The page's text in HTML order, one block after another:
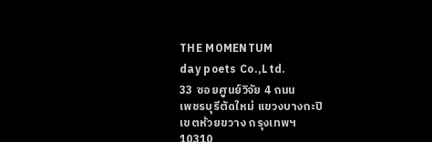
THE MOMENTUM
day poets Co.,Ltd.
33 ซอยศูนย์วิจัย 4 ถนน
เพชรบุรีตัดใหม่ แขวงบางกะปิ
เขตห้วยขวาง กรุงเทพฯ